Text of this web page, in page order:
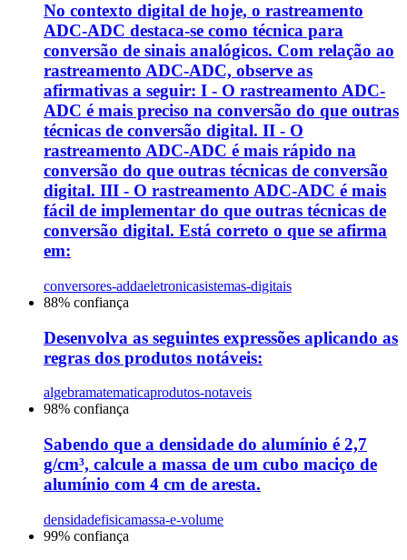
No contexto digital de hoje, o rastreamento
ADC-ADC destaca-se como técnica para
conversão de sinais analógicos. Com relação ao
rastreamento ADC-ADC, observe as
afirmativas a seguir: I - O rastreamento ADC-
ADC é mais preciso na conversão do que outras
técnicas de conversão digital. II - O
rastreamento ADC-ADC é mais rápido na
conversão do que outras técnicas de conversão
digital. III - O rastreamento ADC-ADC é mais
fácil de implementar do que outras técnicas de
conversão digital. Está correto o que se afirma
em:
conversores-addaeletronicasistemas-digitais
88% confiança
Desenvolva as seguintes expressões aplicando as
regras dos produtos notáveis:
algebramatematicaprodutos-notaveis
98% confiança
Sabendo que a densidade do alumínio é 2,7
g/cm³, calcule a massa de um cubo maciço de
alumínio com 4 cm de aresta.
densidadefisicamassa-e-volume
99% confiança